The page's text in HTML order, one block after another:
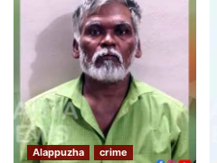
Alappuzha crime